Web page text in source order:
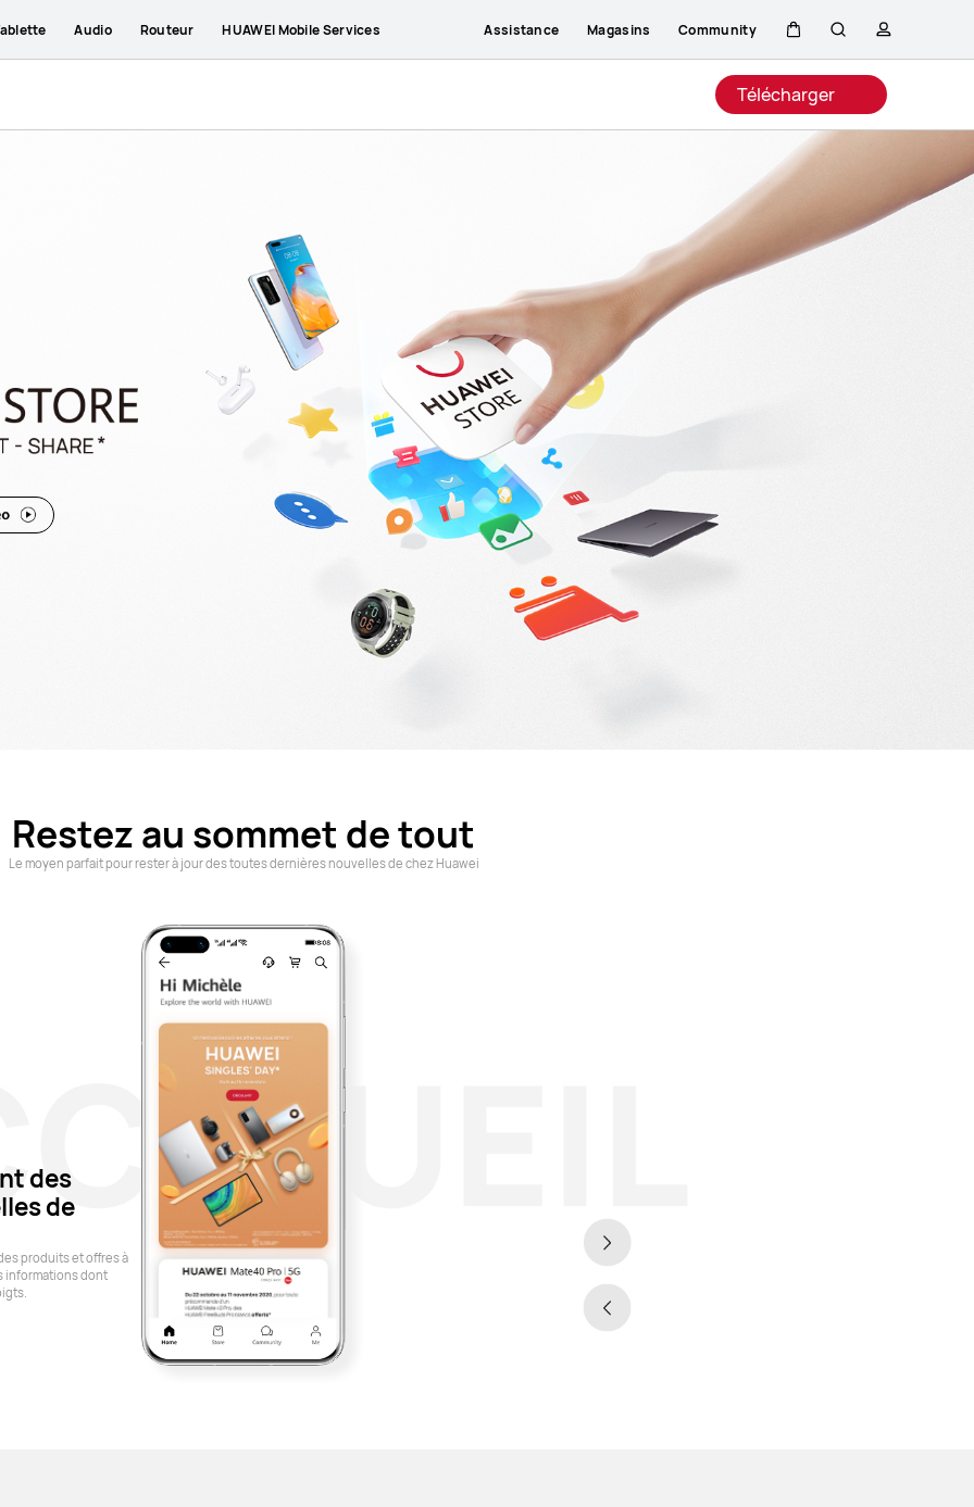
Audio Routeur HUAWEI Mobile Services Assistance Magasins Community
CouvercleRechercher
profil
Télécharger
Restez au sommet de tout
Le moyen parfait pour rester à jour des toutes dernières nouvelles de chez Huawei
des
de
produits et offres à
informations dont